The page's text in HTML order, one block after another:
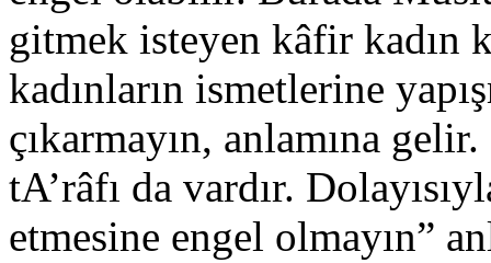
gitmek isteyen kâfir kadın
kadınların ismetlerine
çıkarmayın, anlamına
tA’râfı da vardır.
etmesine engel olmayın”